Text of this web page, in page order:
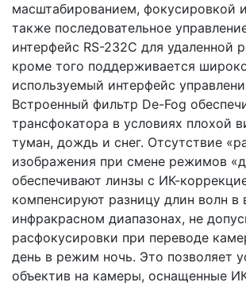
масштабированием, фокусировкой
также последовательное
интерфейс RS-232C для удаленной
кроме того поддерживается
используемый интерфейс
Встроенный фильтр De-Fog
трансфокатора в условиях плохой
туман, дождь и снег. Отсутствие
изображения при смене режимов
обеспечивают линзы с ИК-
компенсируют разницу длин волн
инфракрасном диапазонах, не
расфокусировки при переводе
день в режим ночь. Это позволяет
объектив на камеры, оснащенные